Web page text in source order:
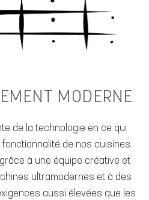
MODERNE
de la technologie en ce qui
de nos cuisines.
à une équipe créative et
ultramodernes et à des
aussi élevées que les